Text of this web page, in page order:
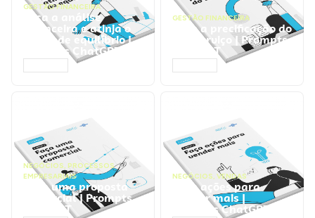
GESTÃO FINANCEIRA
Faça a análise
financeira e atinja o
ponto de equilíbrio |
Prompts ChatGPT
GESTÃO FINANCEIRA
Faça a precificação do
seu serviço | Prompts
ChatGPT
NEGÓCIOS, PROCESSOS
EMPRESARIAIS
Faça uma proposta
comercial | Prompts
ChatGPT
NEGÓCIOS, VENDAS
Faça ações para
vender mais |
Prompts ChatGPT